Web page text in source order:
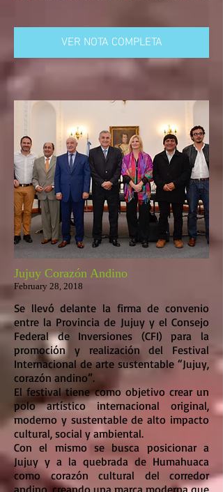
VER NOTA COMPLETA
Jujuy Corazón Andino
February 28, 2018
Se llevó delante la firma de convenio
entre la Provincia de Jujuy y el Consejo
Federal de Inversiones (CFI) para la
promoción y realización del Festival
Internacional de arte sustentable “Jujuy,
corazón andino”.
El festival tiene como objetivo crear un
polo artístico internacional original,
moderno y sustentable de alto impacto
cultural, social y ambiental.
Con el mismo se busca posicionar a
Jujuy y a la quebrada de Humahuaca
como corazón cultural del corredor
andino, creando una marca moderna que